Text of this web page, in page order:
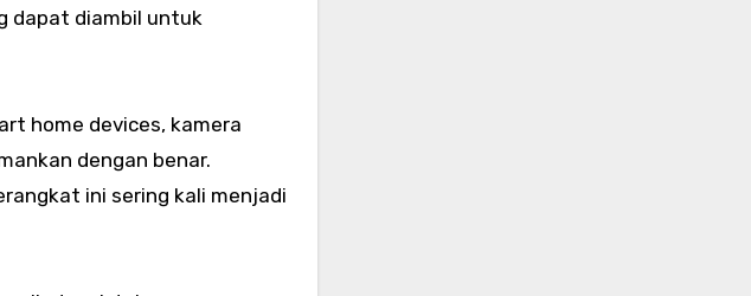
dapat diambil untuk
home devices, kamera
dengan benar.
ini sering kali menjadi